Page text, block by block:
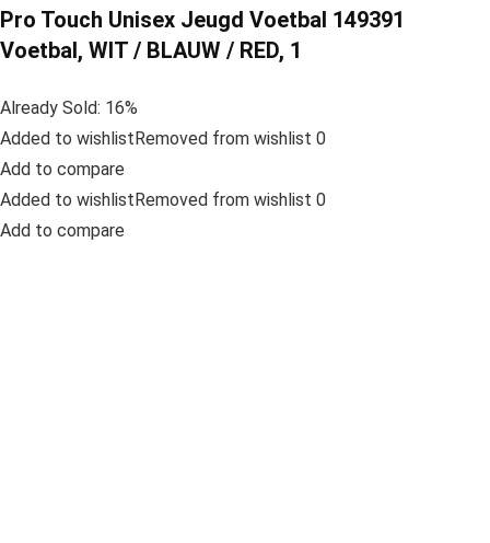
Pro Touch Unisex Jeugd Voetbal 149391
Voetbal, WIT / BLAUW / RED, 1
Already Sold: 16%
Added to wishlistRemoved from wishlist 0
Add to compare
Added to wishlistRemoved from wishlist 0
Add to compare